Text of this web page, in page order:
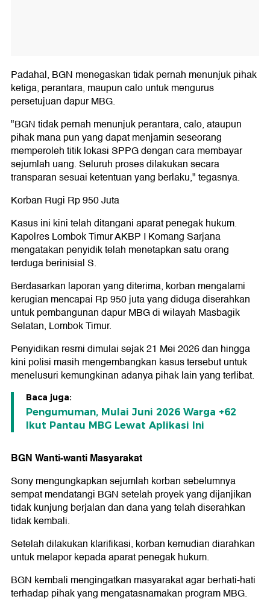
Padahal, BGN menegaskan tidak pernah menunjuk pihak
ketiga, perantara, maupun calo untuk mengurus
persetujuan dapur MBG.
"BGN tidak pernah menunjuk perantara, calo, ataupun
pihak mana pun yang dapat menjamin seseorang
memperoleh titik lokasi SPPG dengan cara membayar
sejumlah uang. Seluruh proses dilakukan secara
transparan sesuai ketentuan yang berlaku," tegasnya.
Korban Rugi Rp 950 Juta
Kasus ini kini telah ditangani aparat penegak hukum.
Kapolres Lombok Timur AKBP I Komang Sarjana
mengatakan penyidik telah menetapkan satu orang
terduga berinisial S.
Berdasarkan laporan yang diterima, korban mengalami
kerugian mencapai Rp 950 juta yang diduga diserahkan
untuk pembangunan dapur MBG di wilayah Masbagik
Selatan, Lombok Timur.
Penyidikan resmi dimulai sejak 21 Mei 2026 dan hingga
kini polisi masih mengembangkan kasus tersebut untuk
menelusuri kemungkinan adanya pihak lain yang terlibat.
Baca juga:
Pengumuman, Mulai Juni 2026 Warga +62
Ikut Pantau MBG Lewat Aplikasi Ini
BGN Wanti-wanti Masyarakat
Sony mengungkapkan sejumlah korban sebelumnya
sempat mendatangi BGN setelah proyek yang dijanjikan
tidak kunjung berjalan dan dana yang telah diserahkan
tidak kembali.
Setelah dilakukan klarifikasi, korban kemudian diarahkan
untuk melapor kepada aparat penegak hukum.
BGN kembali mengingatkan masyarakat agar berhati-hati
terhadap pihak yang mengatasnamakan program MBG.